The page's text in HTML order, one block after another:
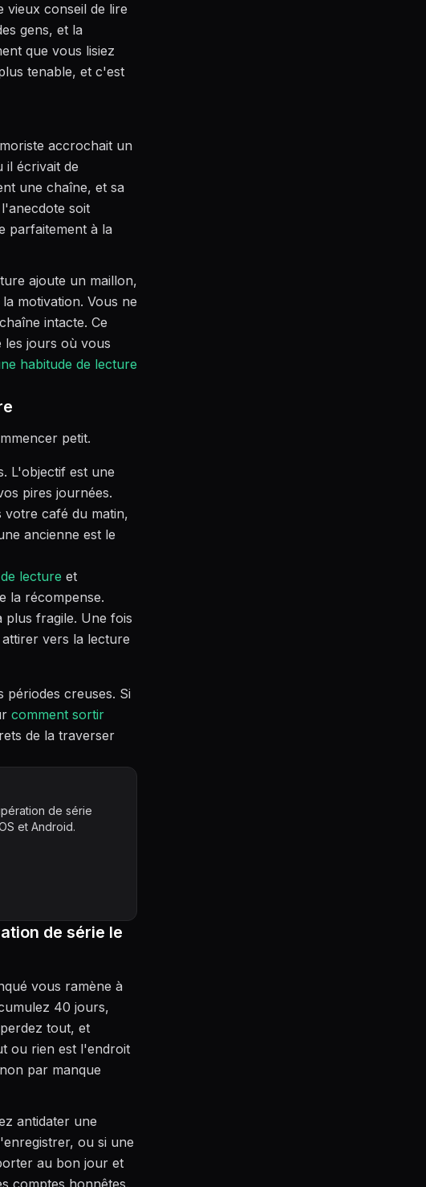
vieux conseil de lire
gens, et la
que vous lisiez
tenable, et c'est
accrochait un
il écrivait de
une chaîne, et sa
soit
parfaitement à la
ajoute un maillon,
motivation. Vous ne
intacte. Ce
les jours où vous
habitude de lecture
petit.
L'objectif est une
pires journées.
votre café du matin,
ancienne est le
lecture et
la récompense.
plus fragile. Une fois
vers la lecture
périodes creuses. Si
comment sortir
de la traverser
de série
et Android.
de série le
vous ramène à
40 jours,
tout, et
ou rien est l'endroit
par manque
antidater une
ou si une
au bon jour et
comptes honnêtes.